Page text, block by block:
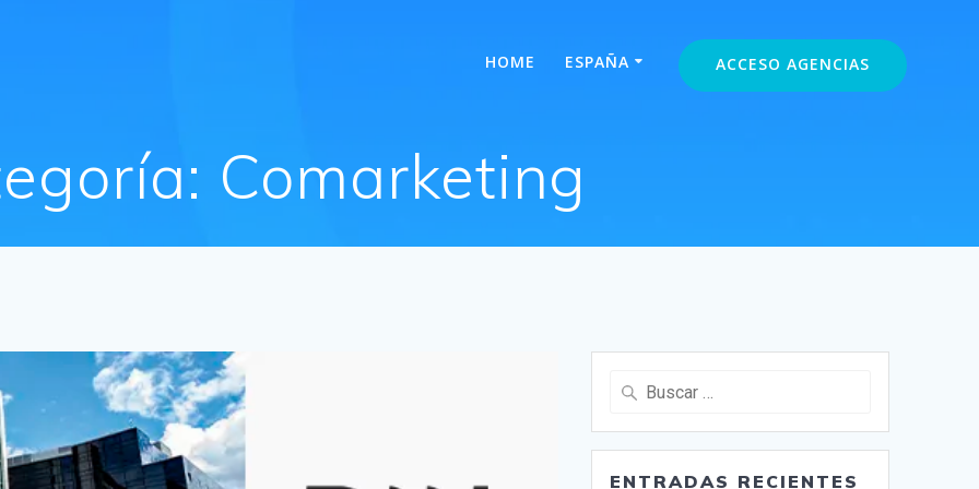
HOME ESPAÑA ACCESO AGENCIAS
Comarketing
Buscar:
ENTRADAS RECIENTES